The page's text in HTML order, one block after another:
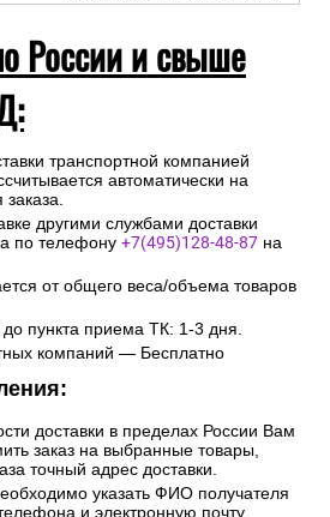
России и свыше
транспортной компанией
автоматически на
другими службами доставки
по телефону +7(495)128-48-87 на
от общего веса/объема товаров
до пункта приема ТК: 1-3 дня.
компаний — Бесплатно
доставки в пределах России Вам
заказ на выбранные товары,
точный адрес доставки.
указать ФИО получателя
и электронную почту